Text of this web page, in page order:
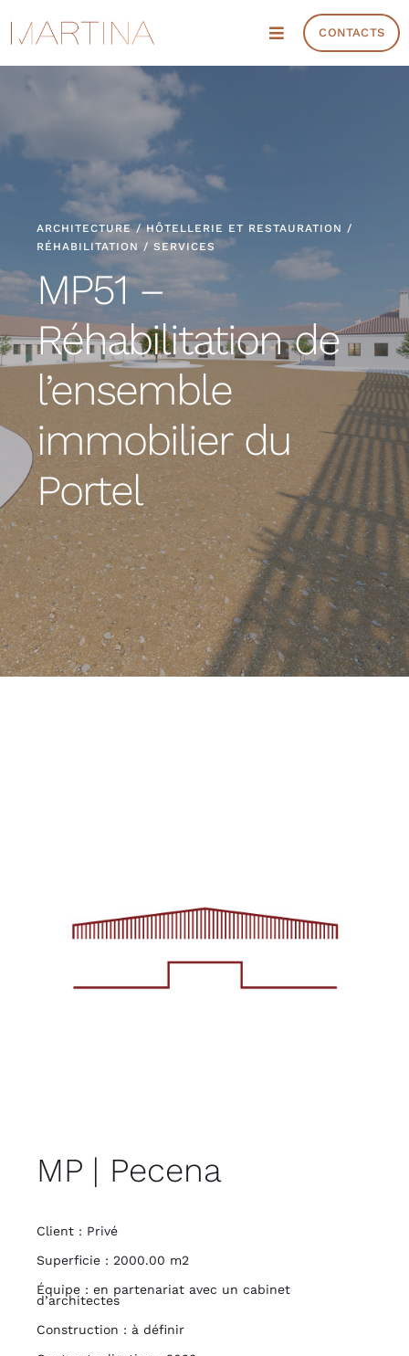
content
Toggle
Projets
Réunion et Budget
CONTACTS
ARCHITECTURE / HÔTELLERIE ET RESTAURATION /
RÉHABILITATION / SERVICES
MP51 –
Réhabilitation de
l’ensemble
immobilier du
Portel
MP | Pecena
Client : Privé
Superficie : 2000.00 m2
Équipe : en partenariat avec un cabinet
d’architectes
Construction : à définir